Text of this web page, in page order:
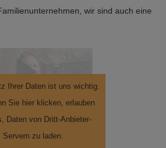
wir sind auch eine
Ihrer Daten ist uns wichtig.
Sie hier klicken, erlauben
Daten von Dritt-Anbieter-
Servern zu laden.